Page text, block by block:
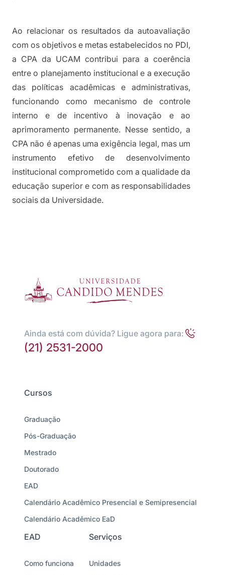
Ao relacionar os resultados da autoavaliação
com os objetivos e metas estabelecidos no PDI,
a CPA da UCAM contribui para a coerência
entre o planejamento institucional e a execução
das políticas acadêmicas e administrativas,
funcionando como mecanismo de controle
interno e de incentivo à inovação e ao
aprimoramento permanente. Nesse sentido, a
CPA não é apenas uma exigência legal, mas um
instrumento efetivo de desenvolvimento
institucional comprometido com a qualidade da
educação superior e com as responsabilidades
sociais da Universidade.
Ainda está com dúvida? Ligue agora para:
(21) 2531-2000
Cursos
Graduação
Pós-Graduação
Mestrado
Doutorado
EAD
Calendário Acadêmico Presencial e Semipresencial
Calendário Acadêmico EaD
EAD
Como funciona
Serviços
Unidades